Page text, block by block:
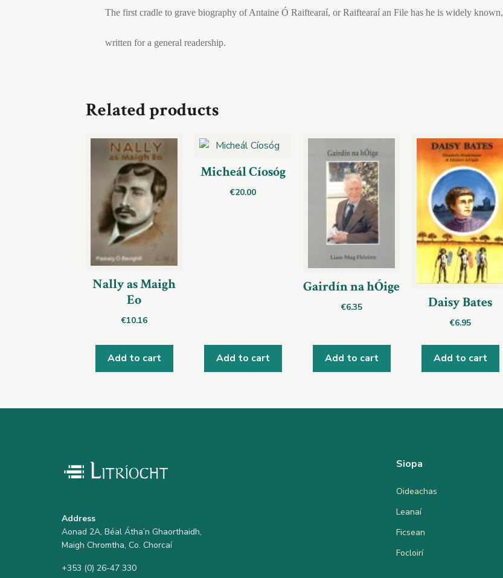
The first cradle to grave biography of Antaine Ó Raiftearaí, or Raiftearaí an File has he is widely known,
written for a general readership.
Related products
Nally as Maigh
Eo
€10.16
Add to cart
Micheál Cíosóg
€20.00
Add to cart
Gairdín na hÓige
€6.35
Add to cart
Daisy Bates
€6.95
Add to cart
Address
Aonad 2A, Béal Átha’n Ghaorthaidh,
Maigh Chromtha, Co. Chorcaí
+353 (0) 26-47 330
Siopa
Oideachas
Leanaí
Ficsean
Focloirí